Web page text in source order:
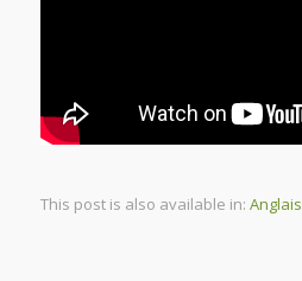
This post is also available in: Anglais